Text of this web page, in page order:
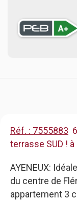
Réf. : 7555883
terrasse SUD !
AYENEUX:
du centre de
appartement 3